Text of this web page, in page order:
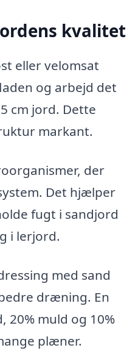
kvalitet
eller velomsat
og arbejd det
cm jord. Dette
markant.
der
Det hjælper
fugt i sandjord
i lerjord.
med sand
dræning. En
20% muld og 10%
plæner.